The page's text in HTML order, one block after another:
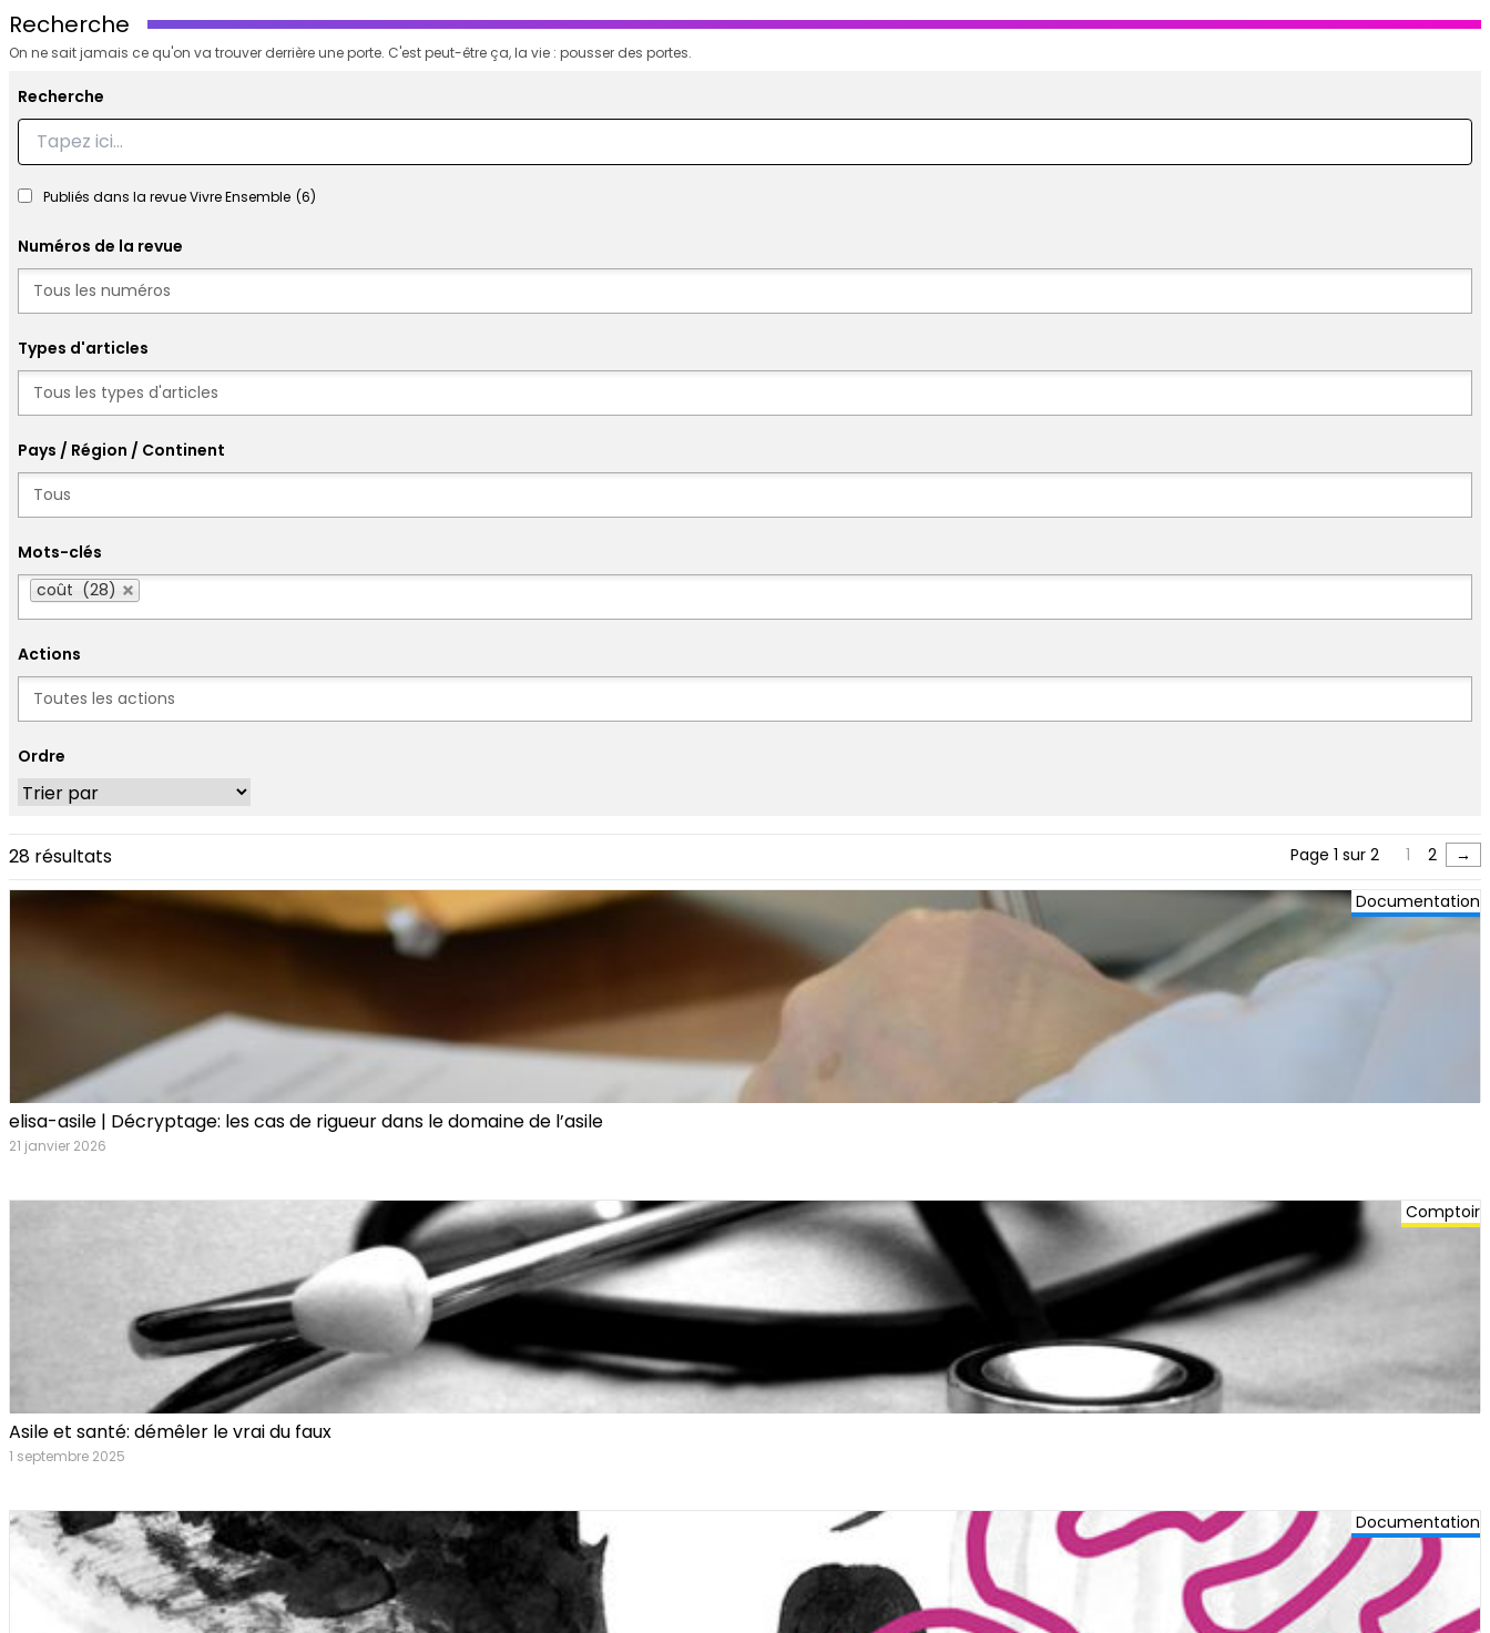
Recherche
On ne sait jamais ce qu'on va trouver derrière une porte. C'est peut-être ça, la vie : pousser des portes.
Recherche
Recherche
Publiés dans la revue Vivre Ensemble (6)
Numéros de la revue
Numéros
Types d'articles
Types d'articles
Pays / Région / Continent
Mots-clés
Mots-clés
coût (28)
Actions
Actions
Ordre
28 résultats Page 1 sur 2 1 2 →
Documentation
elisa-asile | Décryptage: les cas de rigueur dans le domaine de l’asile
21 janvier 2026
Comptoir
Asile et santé: démêler le vrai du faux
1 septembre 2025
Documentation